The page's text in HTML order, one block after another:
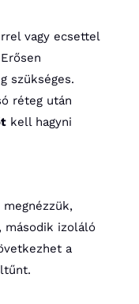
vagy ecsettel
szükséges.
réteg után
kell hagyni
második izoláló
a